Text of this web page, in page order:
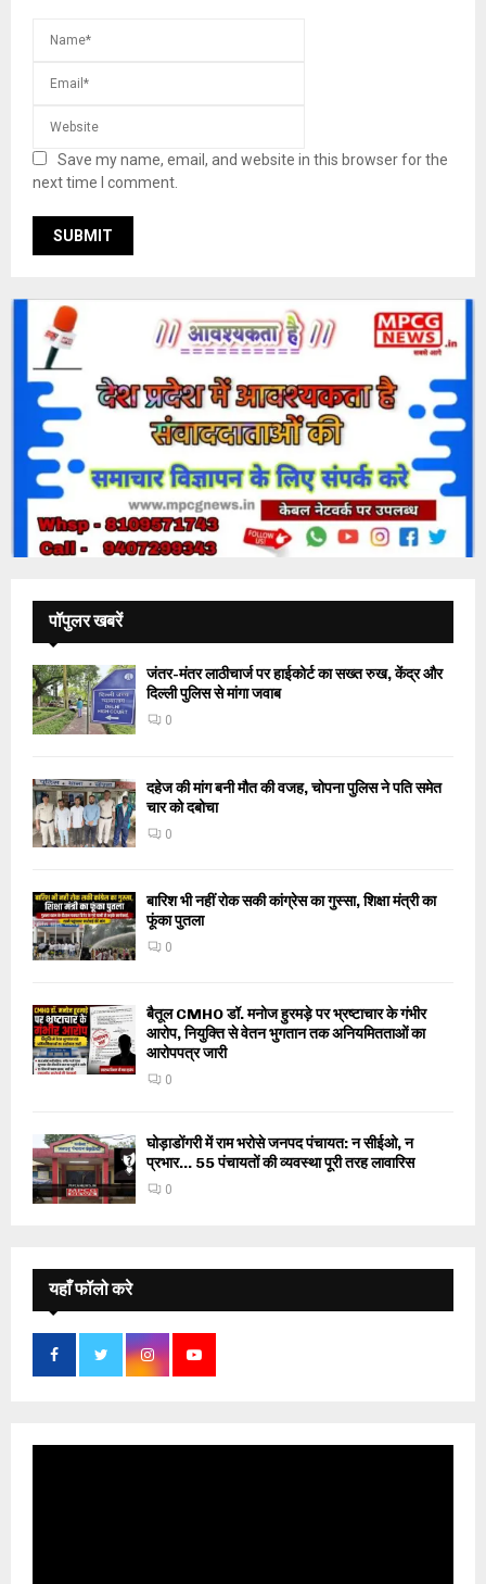
Save my name, email, and website in this browser for the
next time I comment.
पॉपुलर खबरें
जंतर-मंतर लाठीचार्ज पर हाईकोर्ट का सख्त रुख, केंद्र और
दिल्ली पुलिस से मांगा जवाब
0
दहेज की मांग बनी मौत की वजह, चोपना पुलिस ने पति समेत
चार को दबोचा
0
बारिश भी नहीं रोक सकी कांग्रेस का गुस्सा, शिक्षा मंत्री का
फूंका पुतला
0
बैतूल CMHO डॉ. मनोज हुरमड़े पर भ्रष्टाचार के गंभीर
आरोप, नियुक्ति से वेतन भुगतान तक अनियमितताओं का
आरोपपत्र जारी
0
घोड़ाडोंगरी में राम भरोसे जनपद पंचायत: न सीईओ, न
प्रभार… 55 पंचायतों की व्यवस्था पूरी तरह लावारिस
0
यहाँ फॉलो करे